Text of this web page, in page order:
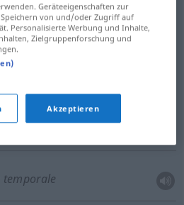
scoppiare
temporale
Geräteeigenschaften zur
von und/oder Zugriff auf
Personalisierte Werbung und Inhalte,
Zielgruppenforschung und
Akzeptieren